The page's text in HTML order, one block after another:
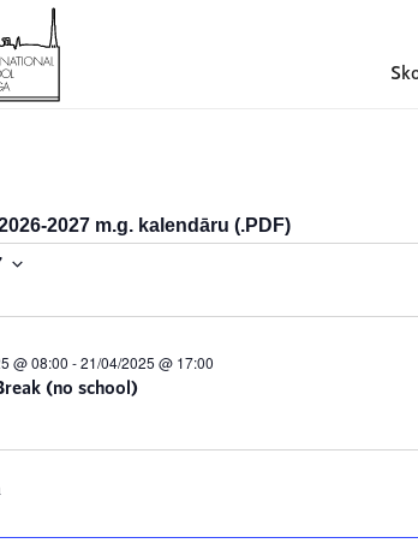
2027 m.g. kalendāru (.PDF)
(no school)
@ 08:00 -21/04/2025 @ 17:00